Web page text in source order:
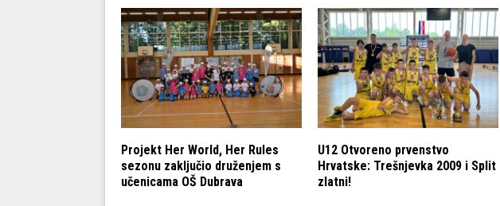
Projekt Her World, Her Rules
sezonu zaključio druženjem s
učenicama OŠ Dubrava
U12 Otvoreno prvenstvo
Hrvatske: Trešnjevka 2009 i Split
zlatni!